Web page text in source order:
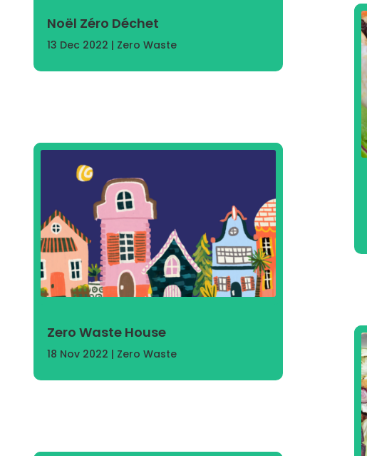
Noël Zéro Déchet
13 Dec 2022 | Zero Waste
Zero Waste House
18 Nov 2022 | Zero Waste